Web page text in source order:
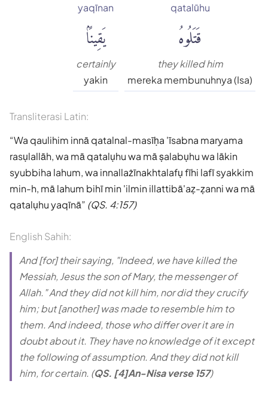
qatalūhu
قَتَلُوهُ
they killed him
mereka membunuhnya (Isa)
yaqīnan
يَقِينًۢا
certainly
yakin
Transliterasi Latin:
Wa qaulihim innā qatalnal-masīḥa 'īsabna maryama
rasụlallāh, wa mā qatalụhu wa mā ṣalabụhu wa lākin
syubbiha lahum, wa innallażīnakhtalafụ fīhi lafī syakkim
min-h, mā lahum bihī min 'ilmin illattibā'aẓ-ẓanni wa mā
qatalụhu yaqīnā (QS. 4:157)
English Sahih:
And [for] their saying, "Indeed, we have killed the
Messiah, Jesus the son of Mary, the messenger of
Allah." And they did not kill him, nor did they crucify
him; but [another] was made to resemble him to
them. And indeed, those who differ over it are in
doubt about it. They have no knowledge of it except
the following of assumption. And they did not kill
him, for certain. (QS. [4]An-Nisa verse 157)